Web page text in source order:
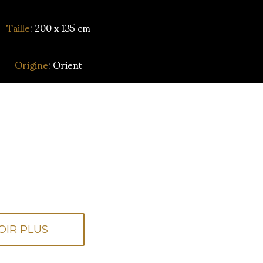
Taille: 200 x 135 cm
Origine: Orient
PLUS